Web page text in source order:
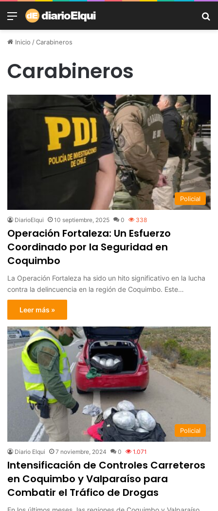
Menú
Inicio /Carabineros
Carabineros
Policial
DiarioElqui 10 septiembre, 2025 0 338
Operación Fortaleza: Un Esfuerzo
Coordinado por la Seguridad en
Coquimbo
La Operación Fortaleza ha sido un hito significativo en la lucha
contra la delincuencia en la región de Coquimbo. Este…
Leer más »
Policial
Diario Elqui 7 noviembre, 2024 0 1.071
Intensificación de Controles Carreteros
en Coquimbo y Valparaíso para
Combatir el Tráfico de Drogas